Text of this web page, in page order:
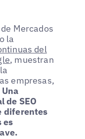
Mercados
la
del
, muestran
empresas,
Una
de SEO
diferentes
es